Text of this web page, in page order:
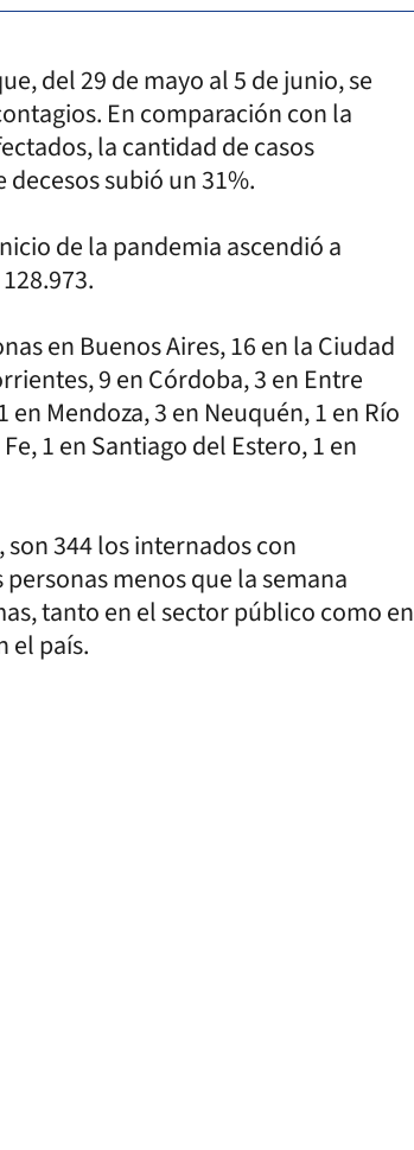
del 29 de mayo al 5 de junio, se
En comparación con la
la cantidad de casos
subió un 31%.
de la pandemia ascendió a
en Buenos Aires, 16 en la Ciudad
9 en Córdoba, 3 en Entre
en Mendoza, 3 en Neuquén, 1 en Río
1 en Santiago del Estero, 1 en
344 los internados con
menos que la semana
tanto en el sector público como en
el país.